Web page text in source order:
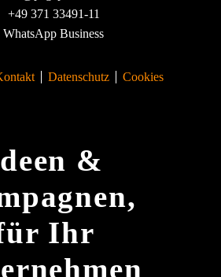
+49 371 33491-11
WhatsApp Business
Datenschutz Cookies
&
Ihr